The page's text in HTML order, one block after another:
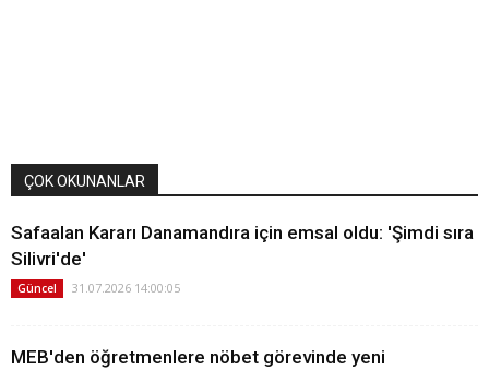
ÇOK OKUNANLAR
Safaalan Kararı Danamandıra için emsal oldu: 'Şimdi sıra
Silivri'de'
Güncel 31.07.2026 14:00:05
MEB'den öğretmenlere nöbet görevinde yeni